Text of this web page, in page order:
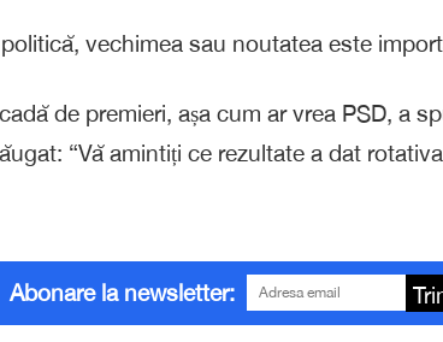
vechimea sau noutatea este
de premieri, așa cum ar vrea PSD, a
“Vă amintiți ce rezultate a dat
Abonare la newsletter: